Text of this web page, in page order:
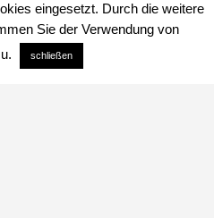
eingesetzt. Durch die weitere
Sie der Verwendung von
schließen